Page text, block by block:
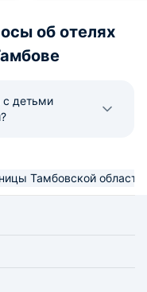
не нашли для
Удобное место с
локацией и
об отелях
с детьми
Тамбовской области